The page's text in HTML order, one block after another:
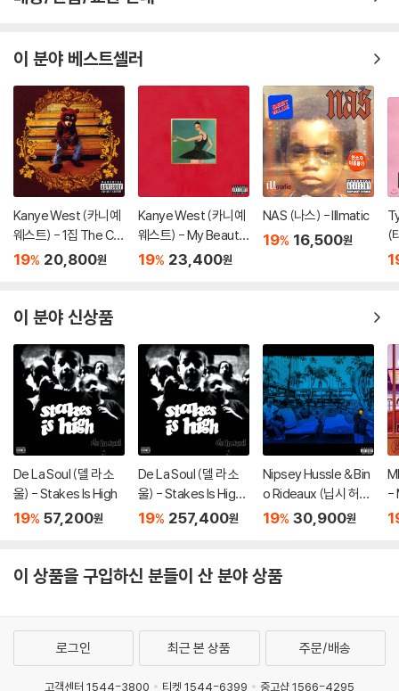
이 분야 베스트셀러
Kanye West (카니예
웨스트) - 1집 The Col
lege Dropout
19% 20,800원
Kanye West (카니예
웨스트) - My Beautif
ul Dark Twisted Fant
19% 23,400원
NAS (나스) - Illmatic
19% 16,500원
(
이 분야 신상품
De La Soul (델 라 소
울) - Stakes Is High
19% 57,200원
De La Soul (델 라 소
울) - Stakes Is High
[컬러 4LP]
19% 257,400원
Nipsey Hussle & Bin
o Rideaux (닙시 허슬
& 비노 리도) - Prolific
19% 30,900원
-
이 상품을 구입하신 분들이 산 분야 상품
로그인 최근 본 상품 주문/배송
고객센터 1544-3800 티켓 1544-6399 중고샵 1566-4295